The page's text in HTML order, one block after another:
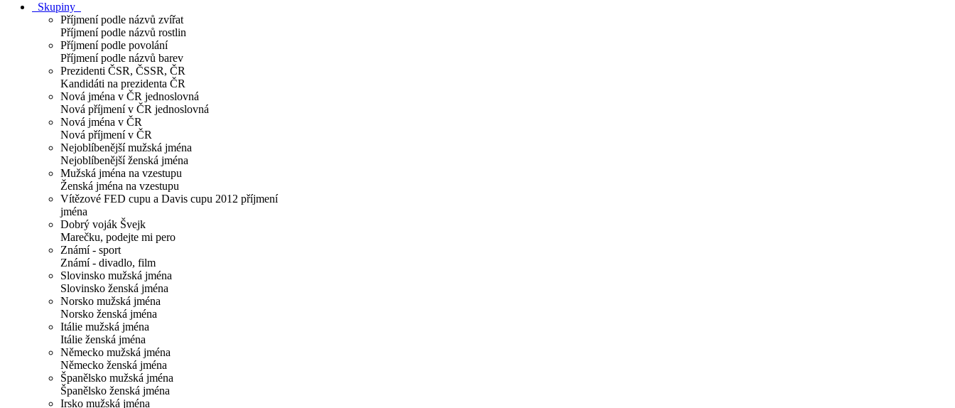
Skupiny
Příjmení podle názvů zvířat
Příjmení podle názvů rostlin
Příjmení podle povolání
Příjmení podle názvů barev
Prezidenti ČSR, ČSSR, ČR
Kandidáti na prezidenta ČR
Nová jména v ČR jednoslovná
Nová příjmení v ČR jednoslovná
Nová jména v ČR
Nová příjmení v ČR
Nejoblíbenější mužská jména
Nejoblíbenější ženská jména
Mužská jména na vzestupu
Ženská jména na vzestupu
Vítězové FED cupu a Davis cupu 2012 příjmení
jména
Dobrý voják Švejk
Marečku, podejte mi pero
Známí - sport
Známí - divadlo, film
Slovinsko mužská jména
Slovinsko ženská jména
Norsko mužská jména
Norsko ženská jména
Itálie mužská jména
Itálie ženská jména
Německo mužská jména
Německo ženská jména
Španělsko mužská jména
Španělsko ženská jména
Irsko mužská jména